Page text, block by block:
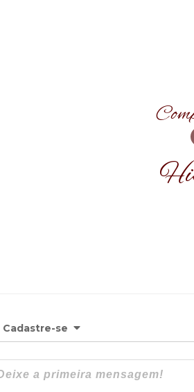
Cadastre-se